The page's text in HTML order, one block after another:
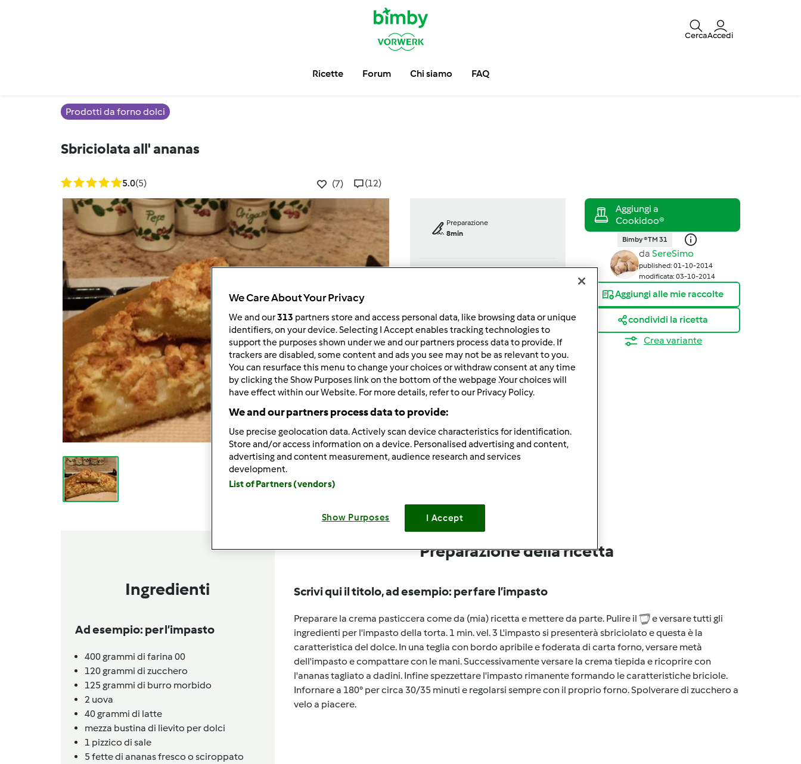
CercaAccedi
Ricette Forum Chi siamo FAQ
Prodotti da forno dolci
Sbriciolata all' ananas
5.0(5) (7) (12)
Preparazione
8min
porzione/porzioni
12porzione/porzioni
facile
Bimby ® TM 31
da SereSimo
published: 01-10-2014
modificata: 03-10-2014
Aggiungi alle mie raccolte
condividi la ricetta
Crea variante
Ingredienti
Ad esempio: per l’impasto
400grammi di farina 00
120grammi di zucchero
125 grammi di burro morbido
2 uova
40grammi di latte
mezza bustina di lievito per dolci
1 pizzico di sale
5 fettedi ananas fresco o sciroppato
Preparazione della ricetta
Scrivi qui il titolo, ad esempio: per fare l’impasto
Preparare la crema pasticcera come da (mia) ricetta e mettere da parte. Pulire il
e versare tutti gli
ingredienti per l'impasto della torta. 1 min. vel. 3 L'impasto si presenterà sbriciolato e questa è la
caratteristica del dolce. In una teglia con bordo apribile e foderata di carta forno, versare metà
dell'impasto e compattare con le mani. Successivamente versare la crema tiepida e ricoprire con
l'ananas tagliato a dadini. Infine spezzettare l'impasto rimanente formando le caratteristiche briciole.
Infornare a 180° per circa 30/35 minuti e regolarsi sempre con il proprio forno. Spolverare di zucchero a
velo a piacere.
We Care About Your Privacy
We and our313 partners store and access personal data, like browsing data or unique
identifiers, on your device. Selecting I Accept enables tracking technologies to
support the purposes shown under we and our partners process data to provide. If
trackers are disabled, some content and ads you see may not be as relevant to you.
You can resurface this menu to change your choices or withdraw consent at any time
by clicking the Show Purposes link on the bottom of the webpage .Your choices will
have effect within our Website. For more details, refer to our Privacy Policy.
We and our partners process data to provide:
Use precise geolocation data. Actively scan device characteristics for identification.
Store and/or access information on a device. Personalised advertising and content,
advertising and content measurement, audience research and services
development.
List of Partners (vendors)
Show Purposes I Accept